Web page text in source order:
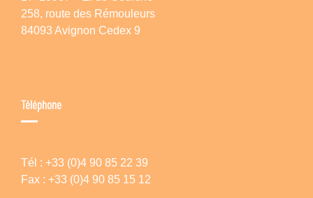
258, route des Rémouleurs
84093 Avignon Cedex 9
Téléphone
Tél : +33 (0)4 90 85 22 39
Fax : +33 (0)4 90 85 15 12